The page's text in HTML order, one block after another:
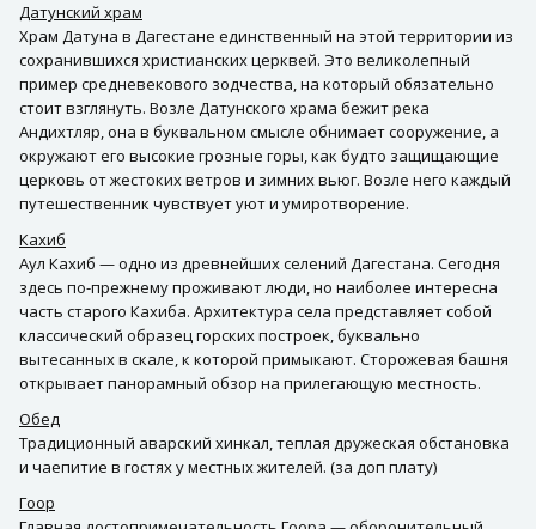
Датунский храм
Храм Датуна в Дагестане единственный на этой территории из
сохранившихся христианских церквей. Это великолепный
пример средневекового зодчества, на который обязательно
стоит взглянуть. Возле Датунского храма бежит река
Андихтляр, она в буквальном смысле обнимает сооружение, а
окружают его высокие грозные горы, как будто защищающие
церковь от жестоких ветров и зимних вьюг. Возле него каждый
путешественник чувствует уют и умиротворение.
Кахиб
Аул Кахиб — одно из древнейших селений Дагестана. Сегодня
здесь по-прежнему проживают люди, но наиболее интересна
часть старого Кахиба. Архитектура села представляет собой
классический образец горских построек, буквально
вытесанных в скале, к которой примыкают. Сторожевая башня
открывает панорамный обзор на прилегающую местность.
Обед
Традиционный аварский хинкал, теплая дружеская обстановка
и чаепитие в гостях у местных жителей. (за доп плату)
Гоор